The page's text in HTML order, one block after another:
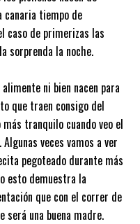
canaria tiempo de
caso de primerizas las
sorprenda la noche.
ni bien nacen para
que traen consigo del
tranquilo cuando veo el
veces vamos a ver
pegoteado durante más
esto demuestra la
que con el correr de
será una buena madre.